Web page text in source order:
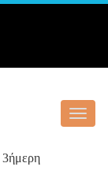
3ήμερη